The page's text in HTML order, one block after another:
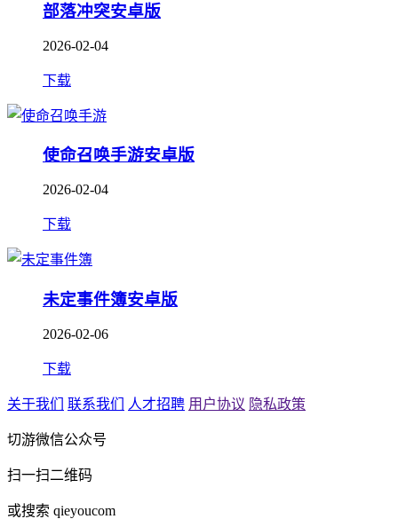
部落冲突安卓版
2026-02-04
下载
使命召唤手游安卓版
2026-02-04
下载
未定事件簿安卓版
2026-02-06
下载
关于我们 联系我们 人才招聘 用户协议 隐私政策
切游微信公众号
扫一扫二维码
或搜索 qieyoucom